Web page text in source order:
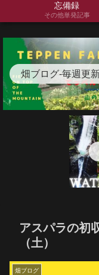
忘備録
その他単発記事
畑ブログ-毎週更
アスパラの初
（土）
畑ブログ